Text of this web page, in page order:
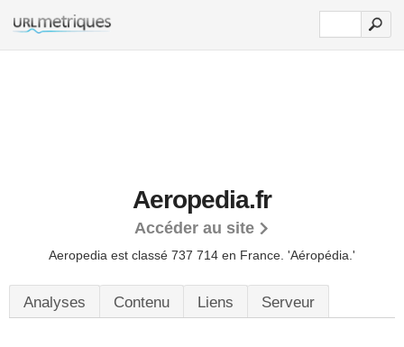
Aeropedia.fr
Accéder au site
Aeropedia est classé 737 714 en France. 'Aéropédia.'
Analyses Contenu Liens Serveur